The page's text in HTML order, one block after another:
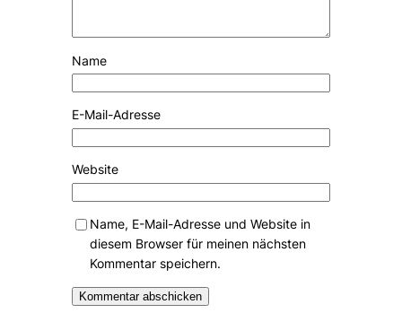
Name
E-Mail-Adresse
Website
Name, E-Mail-Adresse und Website in
diesem Browser für meinen nächsten
Kommentar speichern.